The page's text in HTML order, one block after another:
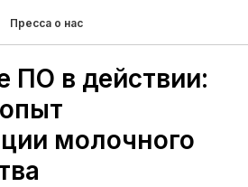
Пресса о нас
ПО в действии:
молочного